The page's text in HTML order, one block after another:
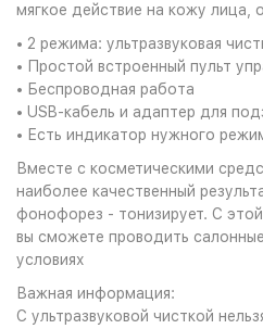
мягкое действие на кожу лица,
• 2 режима: ультразвуковая
• Простой встроенный пульт
• Беспроводная работа
• USB-кабель и адаптер для
• Есть индикатор нужного
Вместе с косметическими
наиболее качественный
фонофорез - тонизирует. С этой
вы сможете проводить
условиях
Важная информация:
С ультразвуковой чисткой